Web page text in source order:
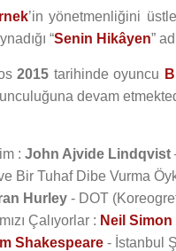
’in yönetmenliğini
“Senin Hikâyen”
2015 tarihinde oyuncu
devam
: John Ajvide Lindqvist
Bir Tuhaf Dibe Vurma
Hurley - DOT
Çalıyorlar : Neil Simon
Shakespeare - İstanbul